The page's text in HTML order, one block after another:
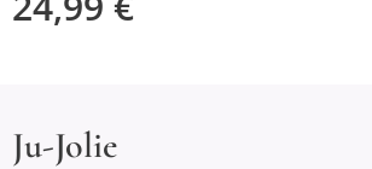
Ju-Jolie